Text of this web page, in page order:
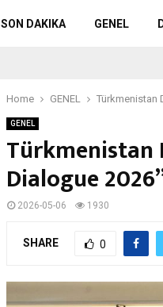
SON DAKIKA GENEL
Home GENEL Türkmenistan
GENEL
Türkmenistan
Dialogue
2026-05-06 1930
SHARE 0